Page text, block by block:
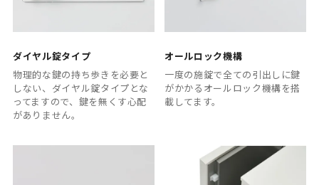
ダイヤル錠タイプ
物理的な鍵の持ち歩きを必要と
しない、ダイヤル錠タイプとな
ってますので、鍵を無くす心配
がありません。
オールロック機構
一度の施錠で全ての引出しに鍵
がかかるオールロック機構を搭
載してます。